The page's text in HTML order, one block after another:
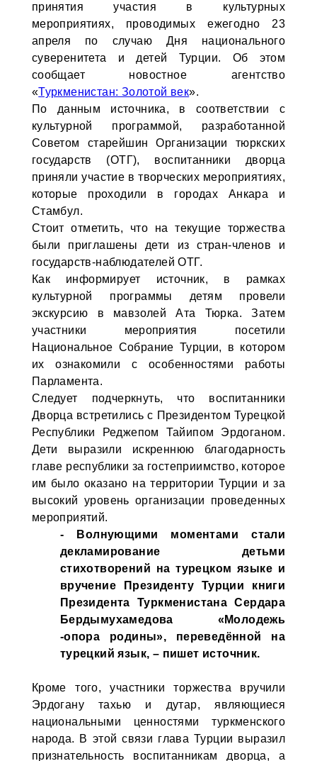
принятия участия в культурных
мероприятиях, проводимых ежегодно 23
апреля по случаю Дня национального
суверенитета и детей Турции. Об этом
сообщает новостное агентство
«Туркменистан: Золотой век».
По данным источника, в соответствии с
культурной программой, разработанной
Советом старейшин Организации тюркских
государств (ОТГ), воспитанники дворца
приняли участие в творческих мероприятиях,
которые проходили в городах Анкара и
Стамбул.
Стоит отметить, что на текущие торжества
были приглашены дети из стран-членов и
государств-наблюдателей ОТГ.
Как информирует источник, в рамках
культурной программы детям провели
экскурсию в мавзолей Ата Тюрка. Затем
участники мероприятия посетили
Национальное Собрание Турции, в котором
их ознакомили с особенностями работы
Парламента.
Следует подчеркнуть, что воспитанники
Дворца встретились с Президентом Турецкой
Республики Реджепом Тайипом Эрдоганом.
Дети выразили искреннюю благодарность
главе республики за гостеприимство, которое
им было оказано на территории Турции и за
высокий уровень организации проведенных
мероприятий.
- Волнующими моментами стали
декламирование детьми
стихотворений на турецком языке и
вручение Президенту Турции книги
Президента Туркменистана Сердара
Бердымухамедова «Молодежь
-опора родины», переведённой на
турецкий язык, – пишет источник.
Кроме того, участники торжества вручили
Эрдогану тахью и дутар, являющиеся
национальными ценностями туркменского
народа. В этой связи глава Турции выразил
признательность воспитанникам дворца, а